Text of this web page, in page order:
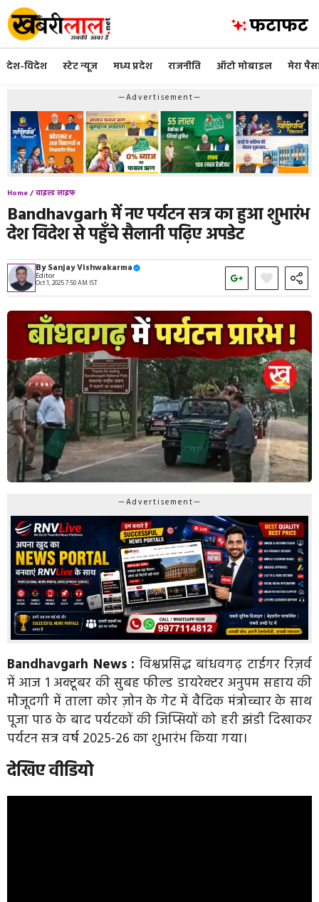
Skip
to
content
देश-विदेश स्टेट न्यूज मध्य प्रदेश राजनीति ऑटो मोबाइल मेरा
—Advertisement—
Home /वाइल्ड लाइफ
Bandhavgarh में नए पर्यटन सत्र का हुआ शुभारंभ
देश विदेश से पहुँचे सैलानी पढ़िए अपडेट
BySanjay Vishwakarma
Editor
Oct 1, 2025 7:50 AM IST
—Advertisement—
Bandhavgarh News : विश्वप्रसिद्ध बांधवगढ़ टाईगर रिज़र्व
में आज 1 अक्टूबर की सुबह फील्ड डायरेक्टर अनुपम सहाय की
मौजूदगी में ताला कोर ज़ोन के गेट में वैदिक मंत्रोच्चार के साथ
पूजा पाठ के बाद पर्यटकों की जिप्सियों को हरी झंडी दिखाकर
पर्यटन सत्र वर्ष 2025-26 का शुभारंभ किया गया।
देखिए वीडियो